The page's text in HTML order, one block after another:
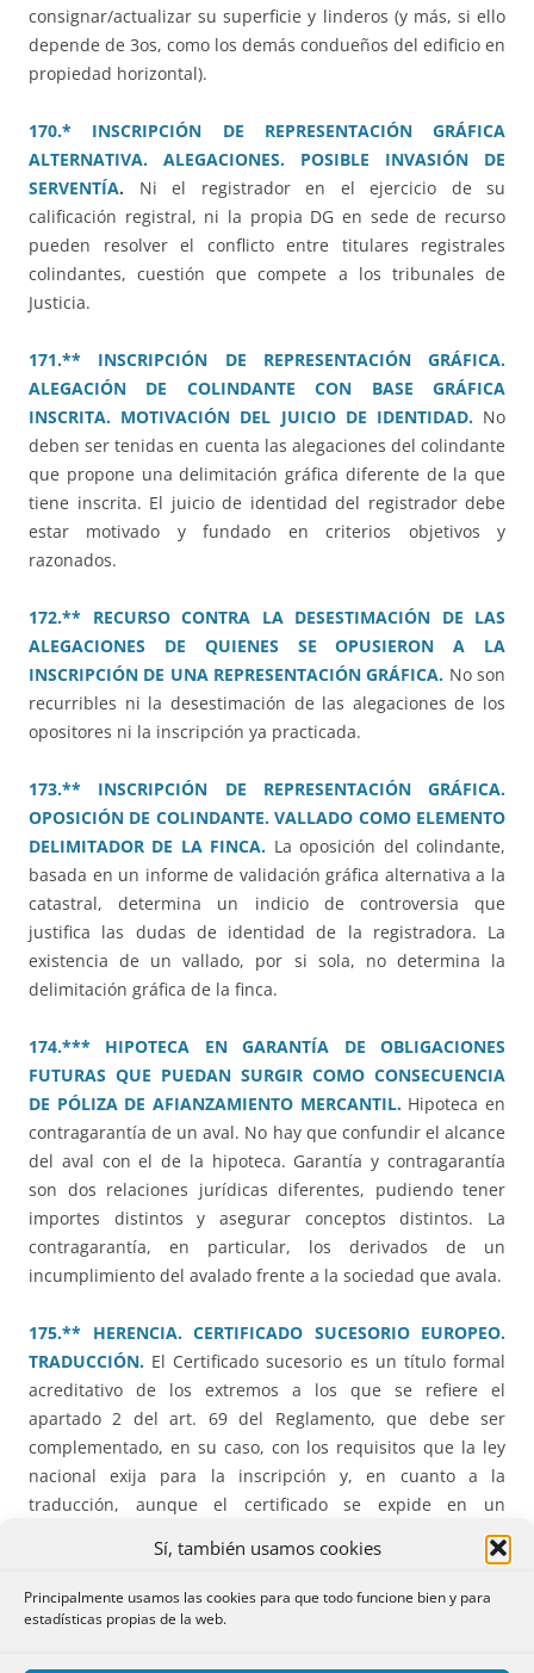
Sí, también usamos cookies
Principalmente usamos las cookies para que todo funcione bien y para
estadísticas propias de la web.
consignar/actualizar su superficie y linderos (y más, si ello
depende de 3os, como los demás condueños del edificio en
propiedad horizontal).
170.* INSCRIPCIÓN DE REPRESENTACIÓN GRÁFICA
ALTERNATIVA. ALEGACIONES. POSIBLE INVASIÓN DE
SERVENTÍA. Ni el registrador en el ejercicio de su
calificación registral, ni la propia DG en sede de recurso
pueden resolver el conflicto entre titulares registrales
colindantes, cuestión que compete a los tribunales de
Justicia.
171.** INSCRIPCIÓN DE REPRESENTACIÓN GRÁFICA.
ALEGACIÓN DE COLINDANTE CON BASE GRÁFICA
INSCRITA. MOTIVACIÓN DEL JUICIO DE IDENTIDAD. No
deben ser tenidas en cuenta las alegaciones del colindante
que propone una delimitación gráfica diferente de la que
tiene inscrita. El juicio de identidad del registrador debe
estar motivado y fundado en criterios objetivos y
razonados.
172.** RECURSO CONTRA LA DESESTIMACIÓN DE LAS
ALEGACIONES DE QUIENES SE OPUSIERON A LA
INSCRIPCIÓN DE UNA REPRESENTACIÓN GRÁFICA. No son
recurribles ni la desestimación de las alegaciones de los
opositores ni la inscripción ya practicada.
173.** INSCRIPCIÓN DE REPRESENTACIÓN GRÁFICA.
OPOSICIÓN DE COLINDANTE. VALLADO COMO ELEMENTO
DELIMITADOR DE LA FINCA. La oposición del colindante,
basada en un informe de validación gráfica alternativa a la
catastral, determina un indicio de controversia que
justifica las dudas de identidad de la registradora. La
existencia de un vallado, por si sola, no determina la
delimitación gráfica de la finca.
174.*** HIPOTECA EN GARANTÍA DE OBLIGACIONES
FUTURAS QUE PUEDAN SURGIR COMO CONSECUENCIA
DE PÓLIZA DE AFIANZAMIENTO MERCANTIL. Hipoteca en
contragarantía de un aval. No hay que confundir el alcance
del aval con el de la hipoteca. Garantía y contragarantía
son dos relaciones jurídicas diferentes, pudiendo tener
importes distintos y asegurar conceptos distintos. La
contragarantía, en particular, los derivados de un
incumplimiento del avalado frente a la sociedad que avala.
175.** HERENCIA. CERTIFICADO SUCESORIO EUROPEO.
TRADUCCIÓN. El Certificado sucesorio es un título formal
acreditativo de los extremos a los que se refiere el
apartado 2 del art. 69 del Reglamento, que debe ser
complementado, en su caso, con los requisitos que la ley
nacional exija para la inscripción y, en cuanto a la
traducción, aunque el certificado se expide en un
formulario uniforme y con versiones plurilingües, dado
que algunos extremos que deben ser completados, puntos
7.4, 8.2.3. 8.2.4, 8.3 y 8.4 con relación a la Ley aplicable y
ciertos extremos de los anexos I a VI del formulario no